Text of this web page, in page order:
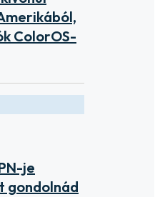
ColorOS-
je
gondolnád